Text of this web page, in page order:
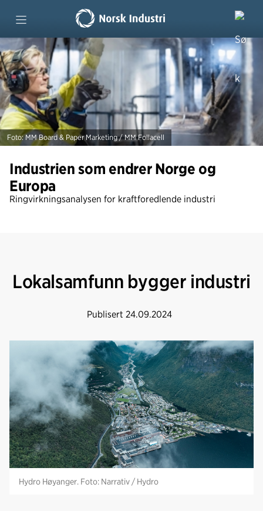
Foto: MM Board & Paper Marketing / MM Follacell
Industrien som endrer Norge og
Europa
Ringvirkningsanalysen for kraftforedlende industri
Forside
Gode historier
Verdiskaping i tall
Last ned rapporten
Kampanje: Hvorfor trenger vi mer kraft?
Lokalsamfunn bygger industri
Publisert 24.09.2024
Hydro Høyanger. Foto: Narrativ / Hydro